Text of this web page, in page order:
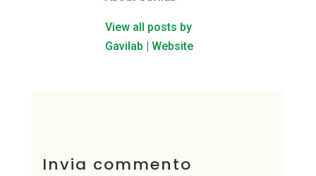
View all posts by
Gavilab | Website
Invia commento